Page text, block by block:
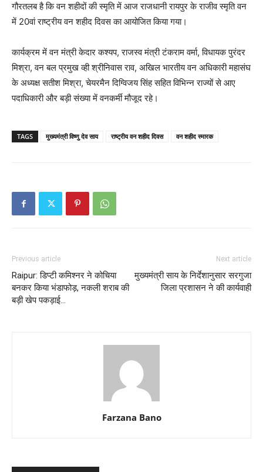
गौरतलब है कि वन शहीदों की स्मृति में आज राजधानी रायपुर के राजीव स्मृति वन
में 20वां राष्ट्रीय वन शहीद दिवस का आयोजित किया गया।
कार्यक्रम में वन मंत्री केदार कश्यप, राजस्व मंत्री टंकराम वर्मा, विधायक पुरंदर
मिश्रा, वन बल प्रमुख व्ही श्रीनिवास राव, अखिल भारतीय वन अधिकारी महासंघ
के अध्यक्ष सतीश मिश्रा, चेयरमैन दिग्विजय सिंह सहित विभिन्न राज्यों से आए
पदाधिकारी और बड़ी संख्या में वनकर्मी मौजूद रहे।
TAGS मुख्यमंत्री विष्णु देव साय राष्ट्रीय वन शहीद दिवस वन शहीद स्मारक
Previous article
Raipur: डिप्टी कमिश्नर ने कोचिया
बनकर किया भंडाफोड़, नकली शराब की
बड़ी खेप पकड़ाई…
Next article
मुख्यमंत्री साय के निर्देशानुसार सरगुजा
जिला प्रशासन ने की कार्यवाही
Farzana Bano